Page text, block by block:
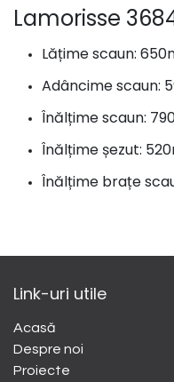
Lamorisse
Lățime scaun:
Adâncime scaun:
Înălțime scaun:
Înălțime șezut:
Înălțime brațe
Link-uri utile
Acasă
Despre noi
​Proiecte